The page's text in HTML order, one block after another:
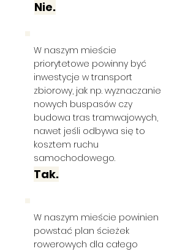
Nie.
W naszym mieście
priorytetowe powinny być
inwestycje w transport
zbiorowy, jak np. wyznaczanie
nowych buspasów czy
budowa tras tramwajowych,
nawet jeśli odbywa się to
kosztem ruchu
samochodowego.
Tak.
W naszym mieście powinien
powstać plan ścieżek
rowerowych dla całego